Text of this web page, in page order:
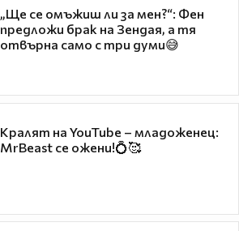
„Ще се омъжиш ли за мен?“: Фен
предложи брак на Зендая, а тя
отвърна само с три думи😅
Кралят на YouTube – младоженец:
MrBeast се ожени!💍🥰